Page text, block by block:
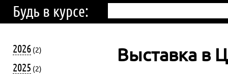
Будь в курсе:
2026 (2)
2025 (2)
Выставка в